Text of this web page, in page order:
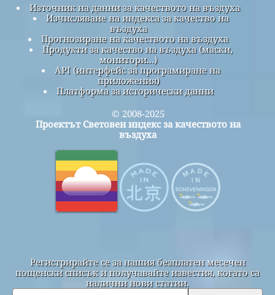
Източник на данни за качеството на въздуха
Изчисляване на индекса за качество на
въздуха
Прогнозиране на качеството на въздуха
Продукти за качество на въздуха (маски,
монитори...)
API (интерфейс за програмиране на
приложения)
Платформа за исторически данни
© 2008-2025
Проектът Световен индекс за качеството на
въздуха
Регистрирайте се за нашия безплатен месечен
пощенски списък и получавайте известия, когато са
налични нови статии.